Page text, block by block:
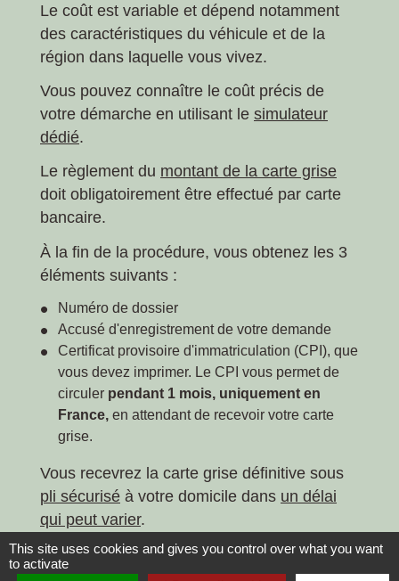
Le coût est variable et dépend notamment
des caractéristiques du véhicule et de la
région dans laquelle vous vivez.
Vous pouvez connaître le coût précis de
votre démarche en utilisant le simulateur
dédié.
Le règlement du montant de la carte grise
doit obligatoirement être effectué par carte
bancaire.
À la fin de la procédure, vous obtenez les 3
éléments suivants :
Numéro de dossier
Accusé d'enregistrement de votre demande
Certificat provisoire d'immatriculation (CPI), que
vous devez imprimer. Le CPI vous permet de
circuler pendant 1 mois, uniquement en
France, en attendant de recevoir votre carte
grise.
Vous recevrez la carte grise définitive sous
pli sécurisé à votre domicile dans un délai
qui peut varier.
Vous pouvez suivre sur internet l'état
d'avancement de sa fabrication :
This site uses cookies and gives you control over what you want
to activate